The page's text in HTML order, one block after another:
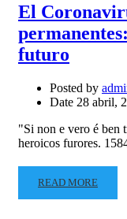
El
futuro
Posted by
Date 28 abril,
"Si non e vero é ben
heroicos furores.
READ MORE